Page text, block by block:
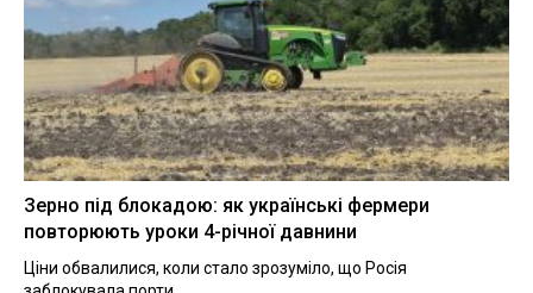
Зерно під блокадою: як українські фермери
повторюють уроки 4-річної давнини
Ціни обвалилися, коли стало зрозуміло, що Росія